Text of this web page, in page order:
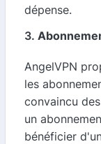
dépense.
3.
AngelVPN
les
convaincu
un
bénéficier